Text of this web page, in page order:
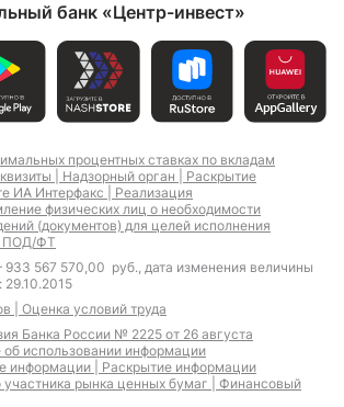
банк «Центр-инвест»
процентных ставках по вкладам
| Надзорный орган | Раскрытие
ИА Интерфакс | Реализация
физических лиц о необходимости
(документов) для целей исполнения
ПОД/ФТ
933 567 570,00 руб., дата изменения величины
29.10.2015
| Оценка условий труда
Банка России № 2225 от 26 августа
использовании информации
информации | Раскрытие информации
рынка ценных бумаг | Финансовый